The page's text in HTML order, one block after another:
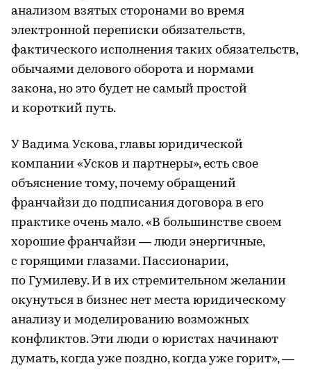
анализом взятых сторонами во время
электронной переписки обязательств,
фактического исполнения таких обязательств,
обычаями делового оборота и нормами
закона, но это будет не самый простой
и короткий путь.
У Вадима Ускова, главы юридической
компании «Усков и партнеры», есть свое
объяснение тому, почему обращений
франчайзи до подписания договора в его
практике очень мало. «В большинстве своем
хорошие франчайзи — люди энергичные,
с горящими глазами. Пассионарии,
по Гумилеву. И в их стремительном желании
окунуться в бизнес нет места юридическому
анализу и моделированию возможных
конфликтов. Эти люди о юристах начинают
думать, когда уже поздно, когда уже горит», —